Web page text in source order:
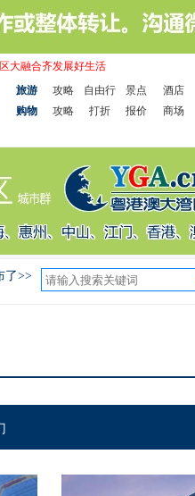
大融合齐发展好生活
旅游 攻略 自由行 景点 酒店
购物
攻略 打折 报价 商场
了>>